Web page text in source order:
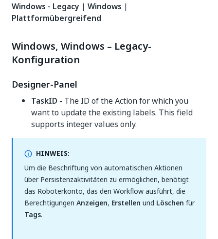
Windows - Legacy | Windows |
Plattformübergreifend
Windows, Windows – Legacy-
Konfiguration
Designer-Panel
TaskID - The ID of the Action for which you
want to update the existing labels. This field
supports integer values only.
HINWEIS:
Um die Beschriftung von automatischen Aktionen
über Persistenzaktivitäten zu ermöglichen, benötigt
das Roboterkonto, das den Workflow ausführt, die
Berechtigungen Anzeigen, Erstellen und Löschen für
Tags.